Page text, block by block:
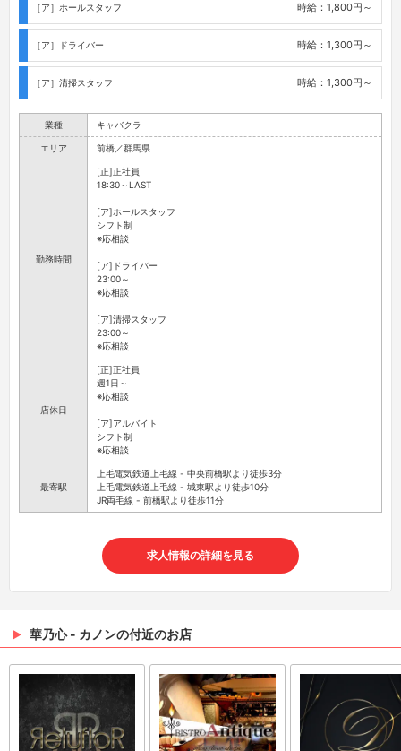
［ア］ホールスタッフ 時給：1,800円～
［ア］ドライバー 時給：1,300円～
［ア］清掃スタッフ 時給：1,300円～
業種 キャバクラ
エリア 前橋／群馬県
勤務時間
[正]正社員
18:30～LAST
[ア]ホールスタッフ
シフト制
※応相談
[ア]ドライバー
23:00～
※応相談
[ア]清掃スタッフ
23:00～
※応相談
店休日
[正]正社員
週1日～
※応相談
[ア]アルバイト
シフト制
※応相談
最寄駅
上毛電気鉄道上毛線 - 中央前橋駅より徒歩3分
上毛電気鉄道上毛線 - 城東駅より徒歩10分
JR両毛線 - 前橋駅より徒歩11分
求人情報の詳細を見る
華乃心 - カノンの付近のお店